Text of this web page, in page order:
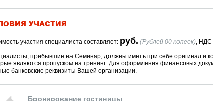
сроки проведения электронного конкурса и электронного
действий заказчика, приостановки закупки,
через обмен электронными документами в
в организации электронных торгов.
УЧАСТИЯ
участия специалиста составляет: руб. (Рублей 00 копеек), НДС
прибывшие на Семинар, должны иметь при себе оригинал и
являются пропуском на тренинг. Для оформления финансовых
банковские реквизиты Вашей организации.
Бронирование гостиницы